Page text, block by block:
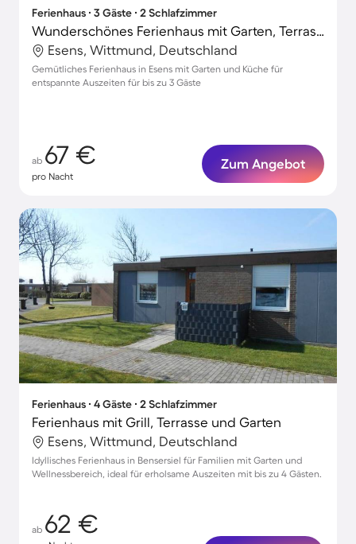
Ferienhaus ∙ 3 Gäste ∙ 2 Schlafzimmer
Wunderschönes Ferienhaus mit Garten, Terrasse und Grill
Esens, Wittmund, Deutschland
Gemütliches Ferienhaus in Esens mit Garten und Küche für
entspannte Auszeiten für bis zu 3 Gäste
ab 67 €
pro Nacht
Zum Angebot
Ferienhaus ∙ 4 Gäste ∙ 2 Schlafzimmer
Ferienhaus mit Grill, Terrasse und Garten
Esens, Wittmund, Deutschland
Idyllisches Ferienhaus in Bensersiel für Familien mit Garten und
Wellnessbereich, ideal für erholsame Auszeiten mit bis zu 4 Gästen.
ab 62 €